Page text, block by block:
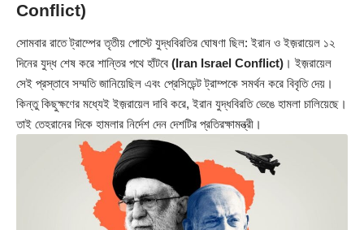
Conflict)
সোমবার রাতে ট্রাম্পের তৃতীয় পোস্টে যুদ্ধবিরতির ঘোষণা ছিল: ইরান ও ইজ়রায়েল ১২
দিনের যুদ্ধ শেষ করে শান্তির পথে হাঁটবে (Iran Israel Conflict) । ইজ়রায়েল
সেই প্রস্তাবে সম্মতি জানিয়েছিল এবং প্রেসিডেন্ট ট্রাম্পকে সমর্থন করে বিবৃতি দেয়।
কিন্তু কিছুক্ষণের মধ্যেই ইজ়রায়েল দাবি করে, ইরান যুদ্ধবিরতি ভেঙে হামলা চালিয়েছে।
তাই তেহরানের দিকে হামলার নির্দেশ দেন দেশটির প্রতিরক্ষামন্ত্রী।